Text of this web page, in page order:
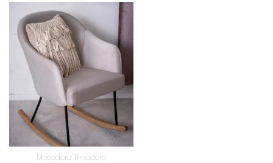
Mecedora Theodore